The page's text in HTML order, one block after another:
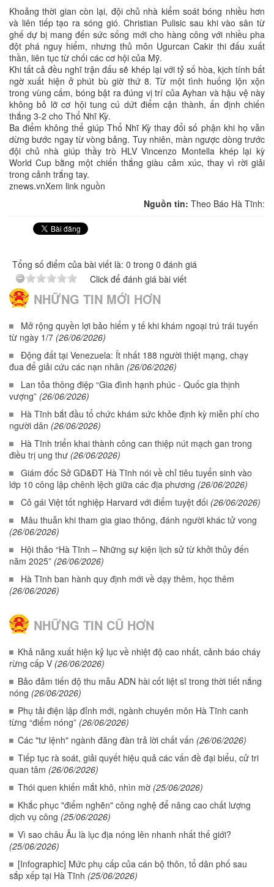
Khoảng thời gian còn lại, đội chủ nhà kiểm soát bóng nhiều hơn
và liên tiếp tạo ra sóng gió. Christian Pulisic sau khi vào sân từ
ghế dự bị mang đến sức sống mới cho hàng công với nhiều pha
đột phá nguy hiểm, nhưng thủ môn Ugurcan Cakir thi đấu xuất
thần, liên tục từ chối các cơ hội của Mỹ.
Khi tất cả đều nghĩ trận đấu sẽ khép lại với tỷ số hòa, kịch tính bất
ngờ xuất hiện ở phút bù giờ thứ 8. Từ một tình huống lộn xộn
trong vùng cấm, bóng bật ra đúng vị trí của Ayhan và hậu vệ này
không bỏ lỡ cơ hội tung cú dứt điểm cận thành, ấn định chiến
thắng 3-2 cho Thổ Nhĩ Kỳ.
Ba điểm không thể giúp Thổ Nhĩ Kỳ thay đổi số phận khi họ vẫn
dừng bước ngay từ vòng bảng. Tuy nhiên, màn ngược dòng trước
đội chủ nhà giúp thầy trò HLV Vincenzo Montella khép lại kỳ
World Cup bằng một chiến thắng giàu cảm xúc, thay vì rời giải
trong cảnh trắng tay.
znews.vnXem link nguồn
Nguồn tin: Theo Báo Hà Tĩnh:
Tổng số điểm của bài viết là: 0 trong 0 đánh giá
Click để đánh giá bài viết
NHỮNG TIN MỚI HƠN
Mở rộng quyền lợi bảo hiểm y tế khi khám ngoại trú trái tuyến
từ ngày 1/7 (26/06/2026)
Động đất tại Venezuela: Ít nhất 188 người thiệt mạng, chạy
đua để giải cứu các nạn nhân (26/06/2026)
Lan tỏa thông điệp “Gia đình hạnh phúc - Quốc gia thịnh
vượng” (26/06/2026)
Hà Tĩnh bắt đầu tổ chức khám sức khỏe định kỳ miễn phí cho
người dân (26/06/2026)
Hà Tĩnh triển khai thành công can thiệp nút mạch gan trong
điều trị ung thư (26/06/2026)
Giám đốc Sở GD&ĐT Hà Tĩnh nói về chỉ tiêu tuyển sinh vào
lớp 10 công lập chênh lệch giữa các địa phương (26/06/2026)
Cô gái Việt tốt nghiệp Harvard với điểm tuyệt đối (26/06/2026)
Mâu thuẫn khi tham gia giao thông, đánh người khác tử vong
(26/06/2026)
Hội thảo “Hà Tĩnh – Những sự kiện lịch sử từ khởi thủy đến
năm 2025” (26/06/2026)
Hà Tĩnh ban hành quy định mới về dạy thêm, học thêm
(26/06/2026)
NHỮNG TIN CŨ HƠN
Khả năng xuất hiện kỷ lục về nhiệt độ cao nhất, cảnh báo cháy
rừng cấp V (26/06/2026)
Bảo đảm tiến độ thu mẫu ADN hài cốt liệt sĩ trong thời tiết nắng
nóng (26/06/2026)
Phụ tải điện lập đỉnh mới, ngành chuyên môn Hà Tĩnh canh
từng “điểm nóng” (26/06/2026)
Các "tư lệnh" ngành đăng đàn trả lời chất vấn (26/06/2026)
Tiếp tục rà soát, giải quyết hiệu quả các vấn đề đại biểu, cử tri
quan tâm (26/06/2026)
Thói quen khiến mắt khô, nhìn mờ (25/06/2026)
Khắc phục "điểm nghẽn" công nghệ để nâng cao chất lượng
dịch vụ công (25/06/2026)
Vì sao châu Âu là lục địa nóng lên nhanh nhất thế giới?
(25/06/2026)
[Infographic] Mức phụ cấp của cán bộ thôn, tổ dân phố sau
sắp xếp tại Hà Tĩnh (25/06/2026)